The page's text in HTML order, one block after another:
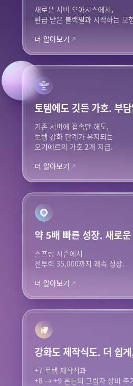
새로운 서버 오아시스에서,
환급 받은 블랙펄과 시작하는 모
더 알아보기
토템에도 깃든 가호. 부
기존 서버에 접속만 해도,
토템 강화 단계가 유지되는
오기에르의 가호 2개 지급.
더 알아보기
약 5배 빠른 성장. 새로
스프링 시즌에서
전투력 35,000까지 쾌속 성장.
더 알아보기
강화도 제작식도. 더 쉽
+7 토템 제작식과​
​+8 → +9 혼돈의 그림자 장비 추